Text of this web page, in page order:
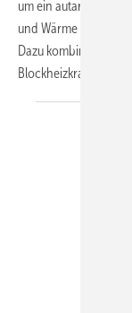
um ein autarkes
und Wärme für
Dazu kombiniert es
Blockheizkraftwerk